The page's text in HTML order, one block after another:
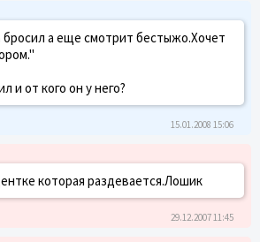
бросил а еще смотрит бестыжо.Хочет
и от кого он у него?
15.01.2008 15:06
которая раздевается.Лошик
29.12.2007 11:45